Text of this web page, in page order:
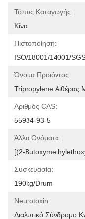
Τόπος Καταγωγής:
Κίνα
Πιστοποίηση:
ISO/18001/14001/SGS
Όνομα Προϊόντος:
Tripropylene Αιθέρας
Αριθμός CAS:
55934-93-5
Άλλα Ονόματα:
[(2-
Συσκευασία:
190kg/drum
Neurotoxin:
Διαλυτικό Σύνδρομο